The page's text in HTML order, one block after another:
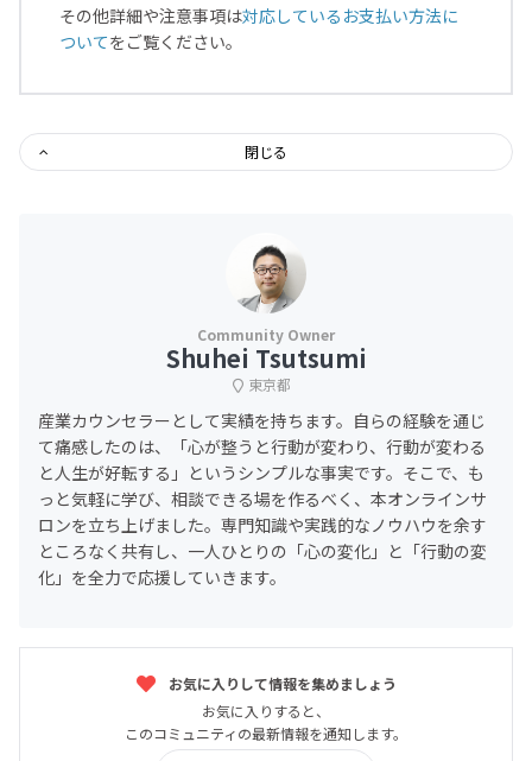
その他詳細や注意事項は対応しているお支払い方法に
ついてをご覧ください。
閉じる
Shuhei Tsutsumi
東京都
産業カウンセラーとして実績を持ちます。自らの経験を通じ
て痛感したのは、「心が整うと行動が変わり、行動が変わる
と人生が好転する」というシンプルな事実です。そこで、も
っと気軽に学び、相談できる場を作るべく、本オンラインサ
ロンを立ち上げました。専門知識や実践的なノウハウを余す
ところなく共有し、一人ひとりの「心の変化」と「行動の変
化」を全力で応援していきます。
お気に入りして情報を集めましょう
お気に入りすると、
このコミュニティの最新情報を通知します。